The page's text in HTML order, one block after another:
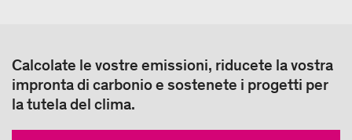
Calcolate le vostre emissioni, riducete la vostra
impronta di carbonio e sostenete i progetti per
la tutela del clima.